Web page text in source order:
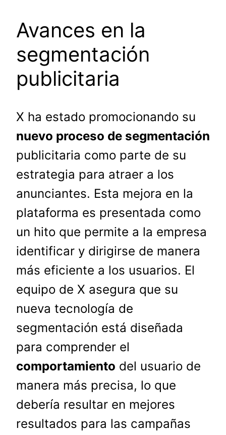
Avances en la
segmentación
publicitaria
X ha estado promocionando su
nuevo proceso de segmentación
publicitaria como parte de su
estrategia para atraer a los
anunciantes. Esta mejora en la
plataforma es presentada como
un hito que permite a la empresa
identificar y dirigirse de manera
más eficiente a los usuarios. El
equipo de X asegura que su
nueva tecnología de
segmentación está diseñada
para comprender el
comportamiento del usuario de
manera más precisa, lo que
debería resultar en mejores
resultados para las campañas